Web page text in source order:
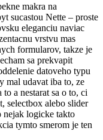
makra na
sucastou Nette – proste
eleganciu naviac
vrstvu mas
formularov, takze je
sa prekvapit
datoveho typu
mal udavat iba to, ze
a nestarat sa o to, ci
selectbox alebo slider
nejak logicke takto
tymto smerom je ten